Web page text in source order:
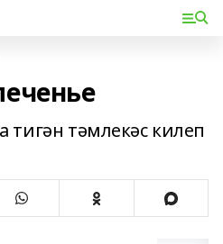
тәмлекәс килеп